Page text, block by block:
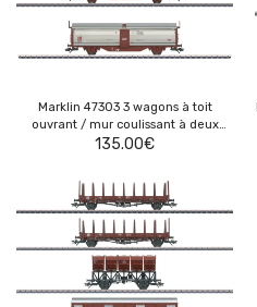
Marklin 47303 3 wagons à toit
ouvrant / mur coulissant à deux
essieux type Tbis (SJ)
135.00€